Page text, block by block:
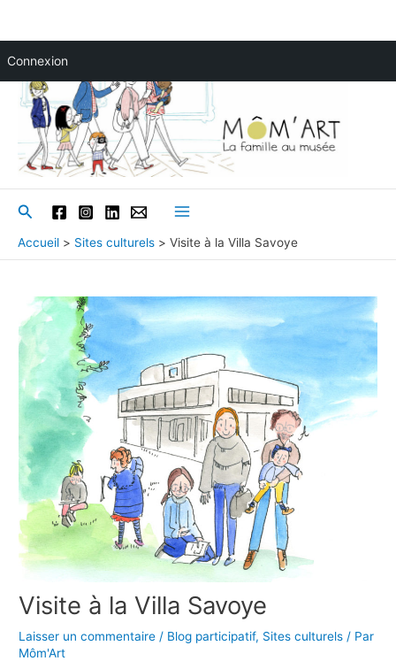
Connexion
contenu
Rechercher
Menu
Accueil Sites culturels Visite à la Villa Savoye
Visite à la Villa Savoye
Laisser un commentaire / Blog participatif, Sites culturels / Par
Môm'Art